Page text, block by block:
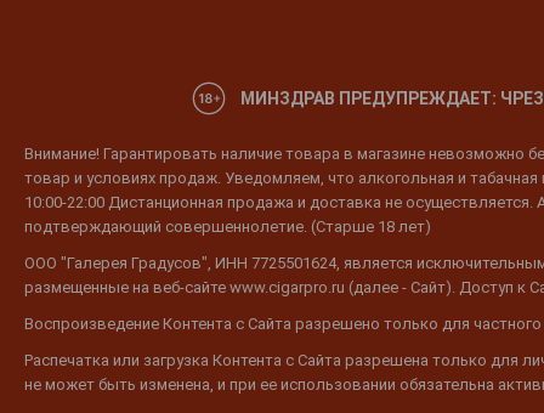
МИНЗДРАВ ПРЕДУПРЕЖДАЕТ:
Внимание! Гарантировать наличие товара в магазине невозможно
товар и условиях продаж. Уведомляем, что алкогольная и
10:00-22:00 Дистанционная продажа и доставка не
подтверждающий совершеннолетие. (Старше 18 лет)
ООО "Галерея Градусов", ИНН 7725501624, является
размещенные на веб-сайте www.cigarpro.ru (далее - Сайт). Доступ к
Воспроизведение Контента с Сайта разрешено только для
Распечатка или загрузка Контента с Сайта разрешена только для
не может быть изменена, и при ее использовании обязательна